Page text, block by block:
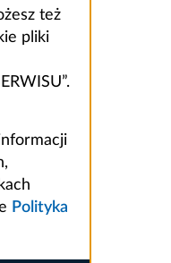
też
pliki
Polityka